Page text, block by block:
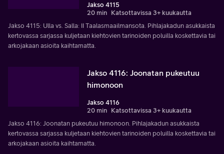
Jakso 4115
20 min Katsottavissa 3+ kuukautta
Jakso 4115: Ulla vs. Salla: II Taalasmaailmansota. Pihlajakadun asukkaista
kertovassa sarjassa kuljetaan kiehtovien tarinoiden poluilla koskettavia tai
arkojakaan asioita kaihtamatta.
Jakso 4116: Joonatan pukeutuu
himonoon
Jakso 4116
20 min Katsottavissa 3+ kuukautta
Jakso 4116: Joonatan pukeutuu himonoon. Pihlajakadun asukkaista
kertovassa sarjassa kuljetaan kiehtovien tarinoiden poluilla koskettavia tai
arkojakaan asioita kaihtamatta.